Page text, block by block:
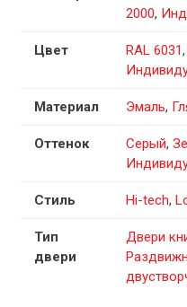
2000,
Цвет RAL 6031,
Материал Эмаль,
Оттенок Серый,
Стиль Hi-tech,
Тип
двери
Двери